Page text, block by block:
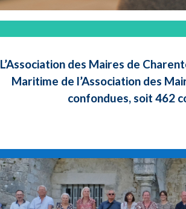
L’Association des Maires de
Maritime de l’Association des
confondues, soit 462